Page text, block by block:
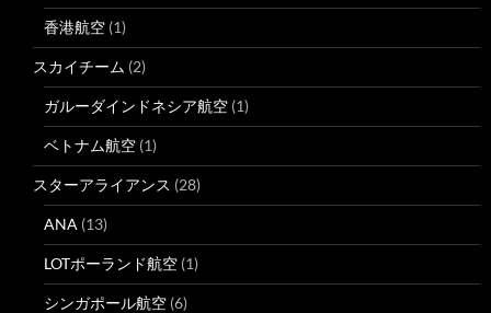
香港航空 (1)
スカイチーム (2)
ガルーダインドネシア航空 (1)
ベトナム航空 (1)
スターアライアンス (28)
ANA (13)
LOTポーランド航空 (1)
シンガポール航空 (6)